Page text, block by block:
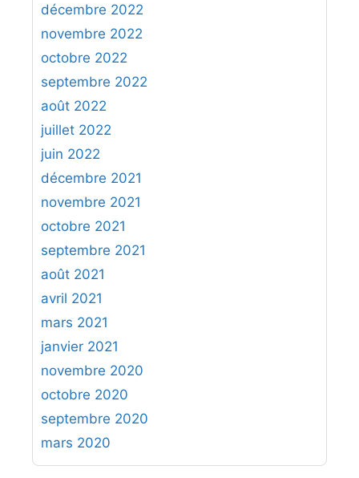
décembre 2022
novembre 2022
octobre 2022
septembre 2022
août 2022
juillet 2022
juin 2022
décembre 2021
novembre 2021
octobre 2021
septembre 2021
août 2021
avril 2021
mars 2021
janvier 2021
novembre 2020
octobre 2020
septembre 2020
mars 2020